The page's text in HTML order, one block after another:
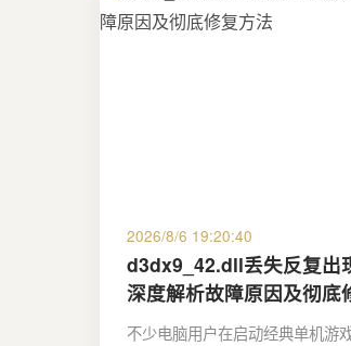
2026/8/6 19:20:40
d3dx9_42.dll丢失反复出
深度解析故障原因及彻底
不少电脑用户在启动经典单机游